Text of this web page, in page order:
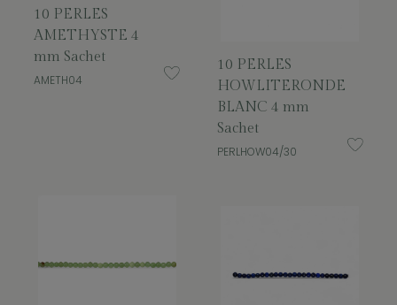
10 PERLES
AMETHYSTE 4
mm Sachet
AMETH04
10 PERLES
HOWLITERONDE
BLANC 4 mm
Sachet
PERLHOW04/30